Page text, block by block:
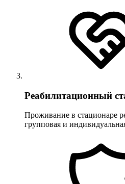
Реабилитационный
Проживание в стационаре
групповая и